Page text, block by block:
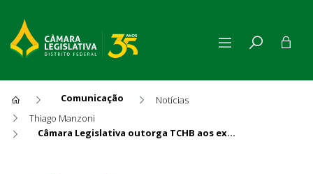
Comunicação
Notícias
Thiago Manzoni
Câmara Legislativa outorga TCHB aos expoentes das artes marciais Rodolpho e Fernanda Cavenatti